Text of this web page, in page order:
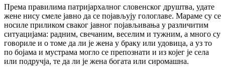
Према правилима патријархалног словенског друштва, удате
жене нису смеле јавно да се појављују гологлаве. Мараме су се
носиле приликом сваког јавног појављивања у различитим
ситуацијама: радним, свечаним, веселим и тужним, а много су
говориле и о томе да ли је жена у браку или удовица, а уз то
по бојама и мустрама могло се препознати и из којег је села
или подручја, те да ли је жена богата или сиромашна.